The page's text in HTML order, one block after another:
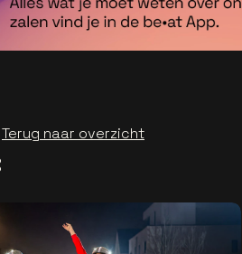
Terug naar overzicht